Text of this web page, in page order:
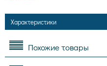
Характеристики
Похожие товары